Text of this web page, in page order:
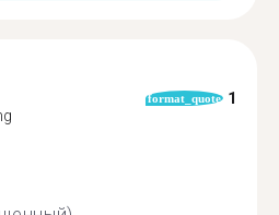
format_quote 1